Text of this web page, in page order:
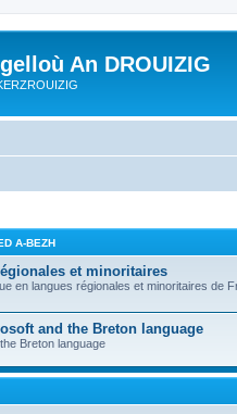
An DROUIZIG
A-BEZH
et minoritaires
en langues régionales et minoritaires de
and the Breton language
Breton language